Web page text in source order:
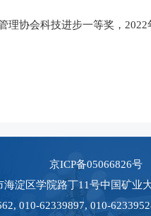
理协会科技进步一等奖，2022
京ICP备05066826号
海淀区学院路丁11号中国矿业
010-62339897, 010-